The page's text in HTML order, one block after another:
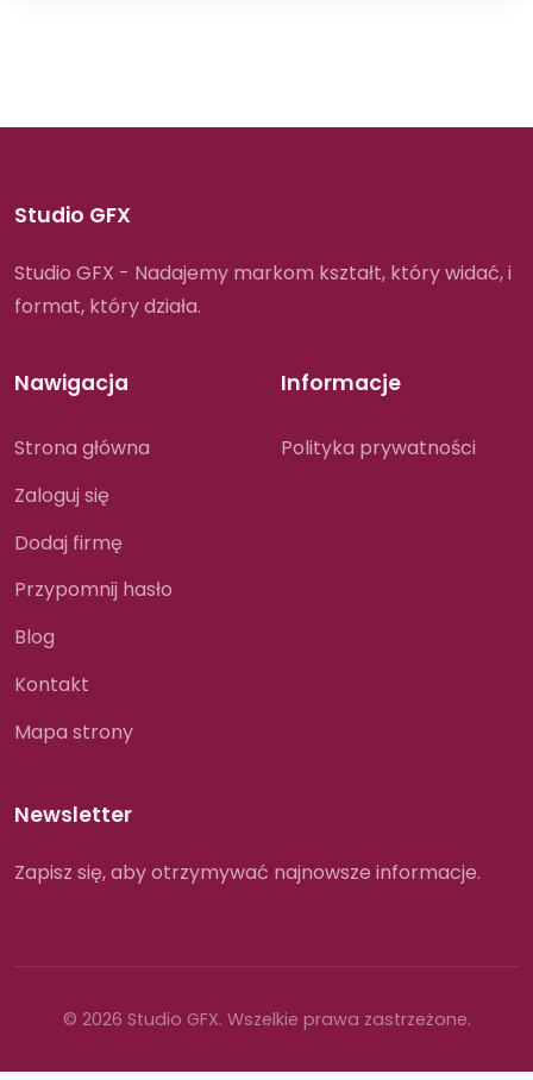
Studio GFX
Studio GFX - Nadajemy markom kształt, który widać, i
format, który działa.
Nawigacja
Strona główna
Zaloguj się
Dodaj firmę
Przypomnij hasło
Blog
Kontakt
Mapa strony
Informacje
Polityka prywatności
Newsletter
Zapisz się, aby otrzymywać najnowsze informacje.
© 2026 Studio GFX. Wszelkie prawa zastrzeżone.